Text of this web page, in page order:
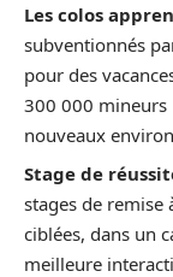
Les colos
subventionnés
pour des
300 000 mineurs
nouveaux
Stage de
stages de remise
ciblées, dans un
meilleure